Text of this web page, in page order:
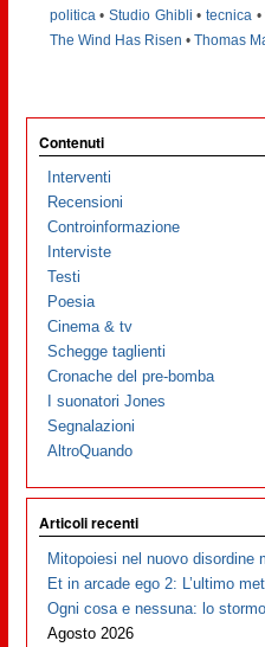
politica• Studio Ghibli • tecnica•
The Wind Has Risen • Thomas
Contenuti
Interventi
Recensioni
Controinformazione
Interviste
Testi
Poesia
Cinema & tv
Schegge taglienti
Cronache del pre-bomba
I suonatori Jones
Segnalazioni
AltroQuando
Articoli recenti
Mitopoiesi nel nuovo disordine
Et in arcade ego 2: L’ultimo
Ogni cosa e nessuna: lo
Agosto 2026